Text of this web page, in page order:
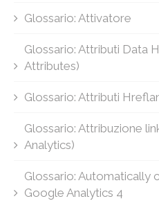
Glossario: Attivatore
Glossario: Attributi Data
Attributes)
Glossario: Attributi
Glossario: Attribuzione
Analytics)
Glossario: Automatically
Google Analytics 4